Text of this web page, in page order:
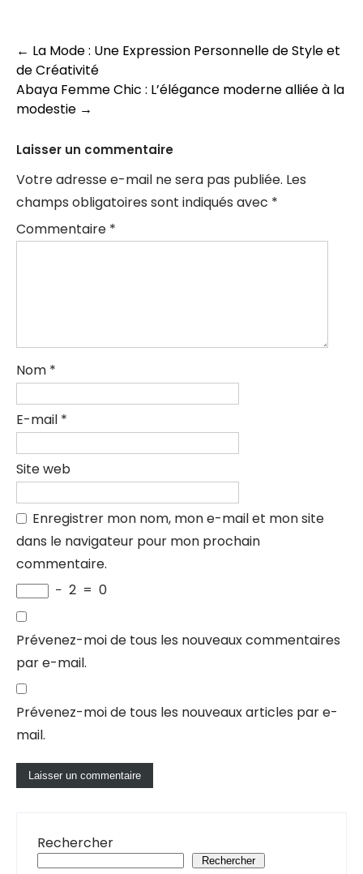
Navigation
des
articles
← La Mode : Une Expression Personnelle de Style et
de Créativité
Abaya Femme Chic : L’élégance moderne alliée à la
modestie →
Laisser un commentaire
Votre adresse e-mail ne sera pas publiée. Les
champs obligatoires sont indiqués avec *
Commentaire *
Nom *
E-mail *
Site web
Enregistrer mon nom, mon e-mail et mon site
dans le navigateur pour mon prochain
commentaire.
− 2 = 0
Prévenez-moi de tous les nouveaux commentaires
par e-mail.
Prévenez-moi de tous les nouveaux articles par e-
mail.
Rechercher
Rechercher